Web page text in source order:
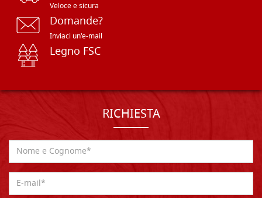
Veloce e sicura
Domande?
Inviaci un'e-mail
Legno FSC
RICHIESTA